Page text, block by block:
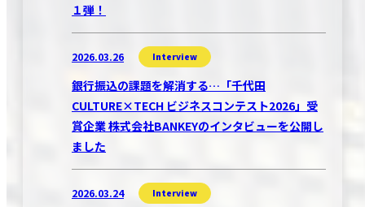
１弾！
2026.03.26 Interview
銀行振込の課題を解消する…「千代田
CULTURE×TECH ビジネスコンテスト2026」受
賞企業 株式会社BANKEYのインタビューを公開し
ました
2026.03.24 Interview